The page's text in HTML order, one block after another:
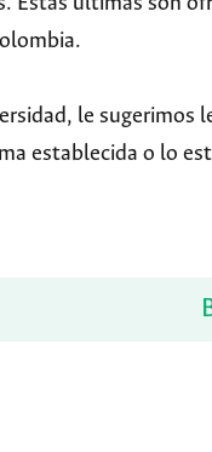
le sugerimos
establecida o lo